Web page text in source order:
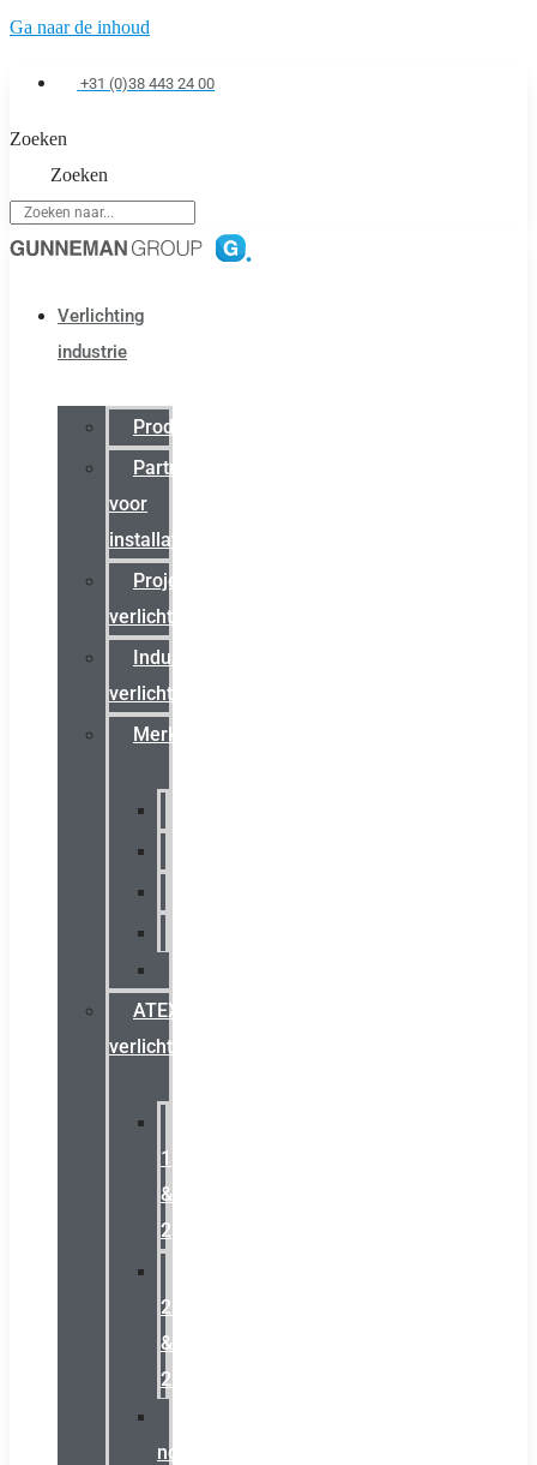
Ga naar de inhoud
+31 (0)38 443 24 00
Zoeken
Zoeken
Verlichting
industrie
Productcatalogus
Partner
voor
installateurs
Projectreferenties
verlichting
Industriële
verlichting
Merken
ATEX
verlichting
1
&
2
21
&
22
noodverlichting